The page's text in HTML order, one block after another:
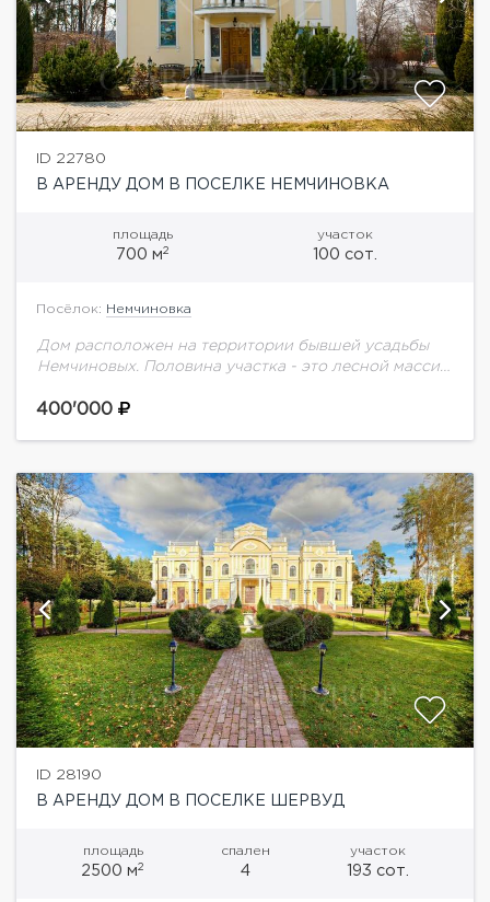
ID 22780
В АРЕНДУ ДОМ В ПОСЕЛКЕ НЕМЧИНОВКА
площадь
700 м2
участок
100 сот.
Посёлок: Немчиновка
Дом расположен на территории бывшей усадьбы
Немчиновых. Половина участка - это лесной массив
спортзал, котельная. 1 этаж...
400'000
ID 28190
В АРЕНДУ ДОМ В ПОСЕЛКЕ ШЕРВУД
площадь
2500 м2
спален
4
участок
193 сот.